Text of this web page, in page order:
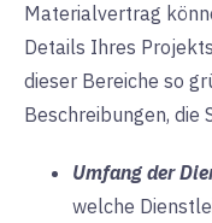
Materialvertrag
Details Ihres
dieser Bereiche so
Beschreibungen, die
Umfang der
welche